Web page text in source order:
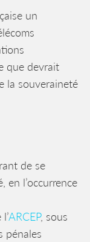
un
que devrait
la souveraineté
de se
en l’occurrence
ARCEP, sous
pénales